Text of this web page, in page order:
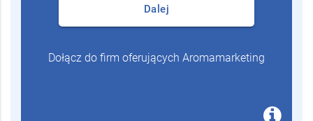
Dalej
Dołącz do firm oferujących Aromamarketing